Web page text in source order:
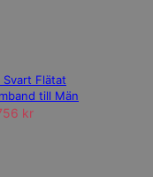
Flätat
till Män
kr